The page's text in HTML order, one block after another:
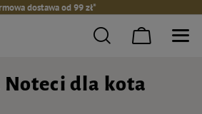
dostawa od 99 zł*
dla kota